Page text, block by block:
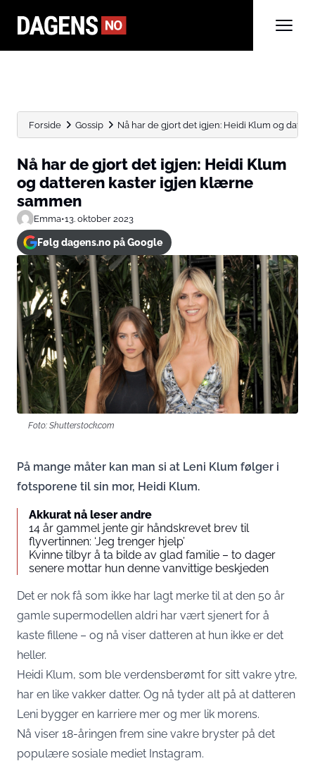
Forside Gossip Nå har de gjort det igjen: Heidi Klum og
Nå har de gjort det igjen: Heidi Klum
og datteren kaster igjen klærne
sammen
Emma•13. oktober 2023
Følg dagens.no på Google
Foto: Shutterstock.com
På mange måter kan man si at Leni Klum følger i
fotsporene til sin mor, Heidi Klum.
Akkurat nå leser andre
14 år gammel jente gir håndskrevet brev til
flyvertinnen: ‘Jeg trenger hjelp’
Kvinne tilbyr å ta bilde av glad familie – to dager
senere mottar hun denne vanvittige beskjeden
Det er nok få som ikke har lagt merke til at den 50 år
gamle supermodellen aldri har vært sjenert for å
kaste fillene – og nå viser datteren at hun ikke er det
heller.
Heidi Klum, som ble verdensberømt for sitt vakre ytre,
har en like vakker datter. Og nå tyder alt på at datteren
Leni bygger en karriere mer og mer lik morens.
Nå viser 18-åringen frem sine vakre bryster på det
populære sosiale mediet Instagram.